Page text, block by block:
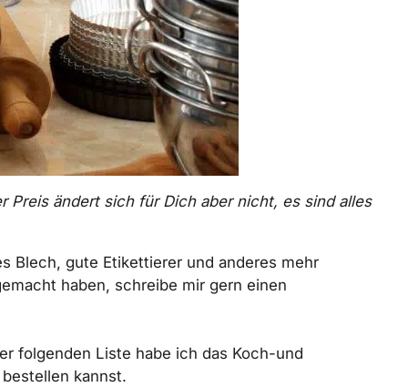
Preis ändert sich für Dich aber nicht, es sind alles
Blech, gute Etikettierer und anderes mehr
haben, schreibe mir gern einen
folgenden Liste habe ich das Koch-und
kannst.